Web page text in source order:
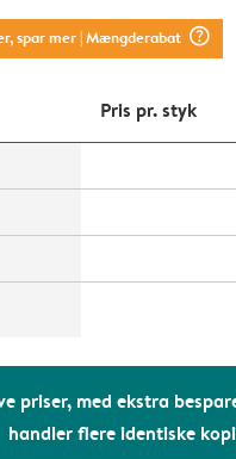
priser, med ekstra
handler flere identiske
spar mer| Mængderabat question_mark_circle
Pris pr. styk